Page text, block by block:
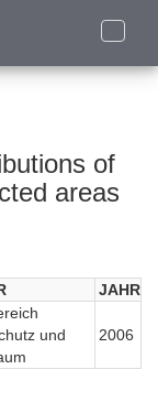
Toggle
of
areas
JAHR
und
2006